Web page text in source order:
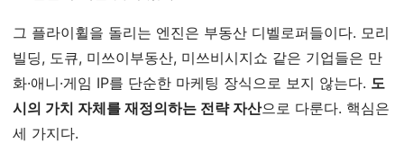
그 플라이휠을 돌리는 엔진은 부동산 디벨로퍼들이다. 모리
빌딩, 도큐, 미쓰이부동산, 미쓰비시지쇼 같은 기업들은 만
화·애니·게임 IP를 단순한 마케팅 장식으로 보지 않는다. 도
시의 가치 자체를 재정의하는 전략 자산으로 다룬다. 핵심은
세 가지다.